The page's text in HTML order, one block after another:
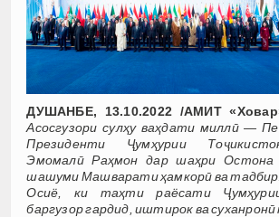
ДУШАНБЕ, 13.10.2022 /АМИТ
Асосгузори сулҳу ваҳдати миллӣ —
Президенти Ҷумҳурии
Эмомалӣ Раҳмон дар шаҳри
шашуми Машварати ҳамкорӣ ва
Осиё, ки таҳти раёсати
баргузор гардид, иштирок ва суханронӣ